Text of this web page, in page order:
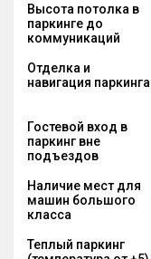
Высота потолка в
паркинге до
коммуникаций
Отделка и
навигация паркинга
Гостевой вход в
паркинг вне
подъездов
Наличие мест для
машин большого
класса
Теплый паркинг